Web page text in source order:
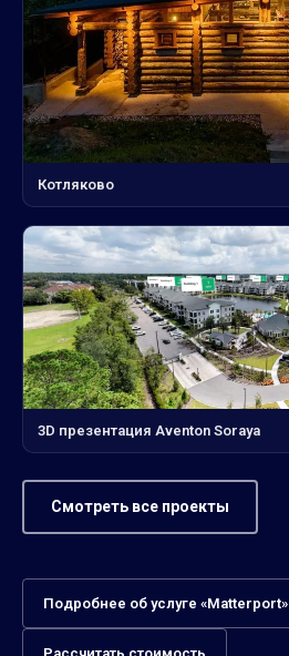
Котляково
3D презентация Aventon Soraya
Смотреть все проекты
Подробнее об услуге «Matterport»